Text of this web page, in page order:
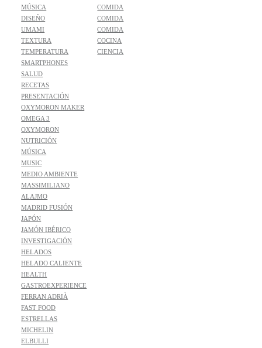
MÚSICA
DISEÑO
UMAMI
TEXTURA
TEMPERATURA
SMARTPHONES
SALUD
RECETAS
PRESENTACIÓN
OXYMORON MAKER
OMEGA 3
OXYMORON
NUTRICIÓN
MÚSICA
MUSIC
MEDIO AMBIENTE
MASSIMILIANO
ALAJMO
MADRID FUSIÓN
JAPÓN
JAMÓN IBÉRICO
INVESTIGACIÓN
HELADOS
HELADO CALIENTE
HEALTH
GASTROEXPERIENCE
FERRAN ADRIÀ
FAST FOOD
ESTRELLAS
MICHELIN
ELBULLI
COMIDA
COMIDA
COMIDA
COCINA
CIENCIA